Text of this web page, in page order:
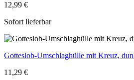
12,99 €
Sofort lieferbar
Gotteslob-Umschlaghülle mit Kreuz,
11,29 €